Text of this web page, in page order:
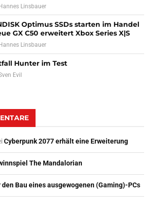
Hannes Linsbauer
Optimus SSDs starten im Handel
GX C50 erweitert Xbox Series X|S
Hannes Linsbauer
Hunter im Test
Evil
Cyberpunk 2077 erhält eine Erweiterung
The Mandalorian
Bau eines ausgewogenen (Gaming)-PCs